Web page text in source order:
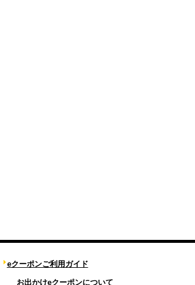
eクーポンご利用ガイド
お出かけeクーポンについて